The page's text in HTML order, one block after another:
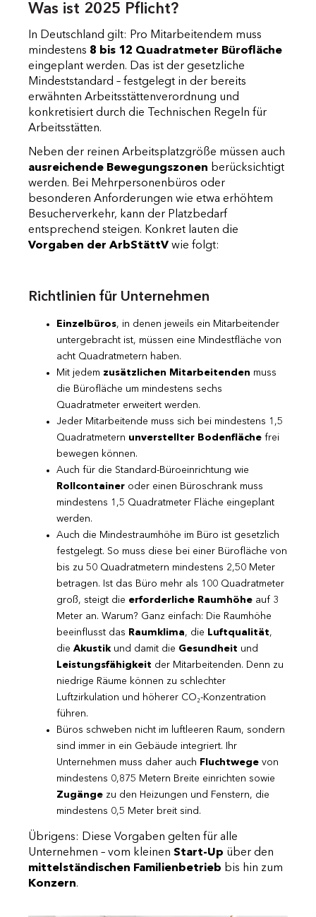
Was ist 2025 Pflicht?
In Deutschland gilt: Pro Mitarbeitendem muss
mindestens 8 bis 12 Quadratmeter Bürofläche
eingeplant werden. Das ist der gesetzliche
Mindeststandard – festgelegt in der bereits
erwähnten Arbeitsstättenverordnung und
konkretisiert durch die Technischen Regeln für
Arbeitsstätten.
Neben der reinen Arbeitsplatzgröße müssen auch
ausreichende Bewegungszonen berücksichtigt
werden. Bei Mehrpersonenbüros oder
besonderen Anforderungen wie etwa erhöhtem
Besucherverkehr, kann der Platzbedarf
entsprechend steigen. Konkret lauten die
Vorgaben der ArbStättV wie folgt:
Richtlinien für Unternehmen
Einzelbüros, in denen jeweils ein Mitarbeitender
untergebracht ist, müssen eine Mindestfläche von
acht Quadratmetern haben.
Mit jedem zusätzlichen Mitarbeitenden muss
die Bürofläche um mindestens sechs
Quadratmeter erweitert werden.
Jeder Mitarbeitende muss sich bei mindestens 1,5
Quadratmetern unverstellter Bodenfläche frei
bewegen können.
Auch für die Standard-Büroeinrichtung wie
Rollcontainer oder einen Büroschrank muss
mindestens 1,5 Quadratmeter Fläche eingeplant
werden.
Auch die Mindestraumhöhe im Büro ist gesetzlich
festgelegt. So muss diese bei einer Bürofläche von
bis zu 50 Quadratmetern mindestens 2,50 Meter
betragen. Ist das Büro mehr als 100 Quadratmeter
groß, steigt die erforderliche Raumhöhe auf 3
Meter an. Warum? Ganz einfach: Die Raumhöhe
beeinflusst das Raumklima, die Luftqualität,
die Akustik und damit die Gesundheit und
Leistungsfähigkeit der Mitarbeitenden. Denn zu
niedrige Räume können zu schlechter
Luftzirkulation und höherer CO₂-Konzentration
führen.
Büros schweben nicht im luftleeren Raum, sondern
sind immer in ein Gebäude integriert. Ihr
Unternehmen muss daher auch Fluchtwege von
mindestens 0,875 Metern Breite einrichten sowie
Zugänge zu den Heizungen und Fenstern, die
mindestens 0,5 Meter breit sind.
Übrigens: Diese Vorgaben gelten für alle
Unternehmen – vom kleinen Start-Up über den
mittelständischen Familienbetrieb bis hin zum
Konzern.